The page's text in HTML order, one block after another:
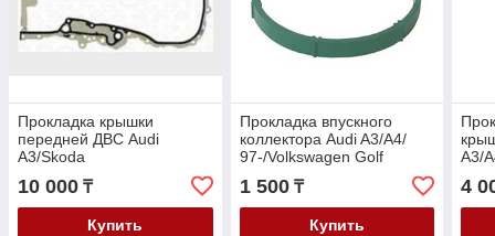
Прокладка крышки
передней ДВС Audi
A3/Skoda
Fabia/Octavia/Rapid
/Volkswagen
Polo/Golf/Passat V-1.4/1.6
10 000 ₸
Купить
Прокладка впускного
коллектора Audi A3/A4/
97-/Volkswagen Golf
97-/Polo 00-/Passat
B5/Skoda Octavia 97- V-1.6
1 500₸
Купить
A3/
03-
4